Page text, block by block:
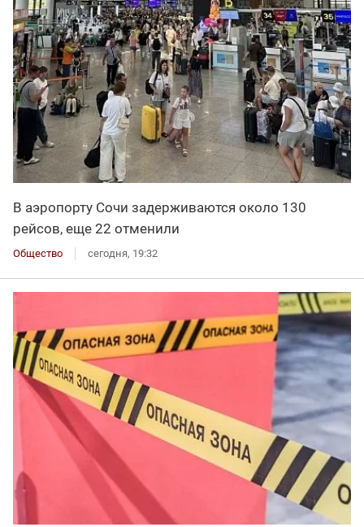
В аэропорту Сочи задерживаются около 130
рейсов, еще 22 отменили
Общество сегодня, 19:32